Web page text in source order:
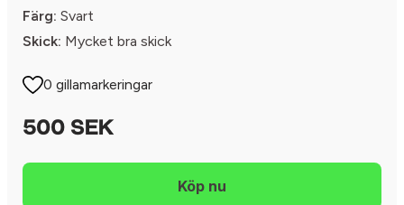
Färg: Svart
Skick: Mycket bra skick
0 gillamarkeringar
500 SEK